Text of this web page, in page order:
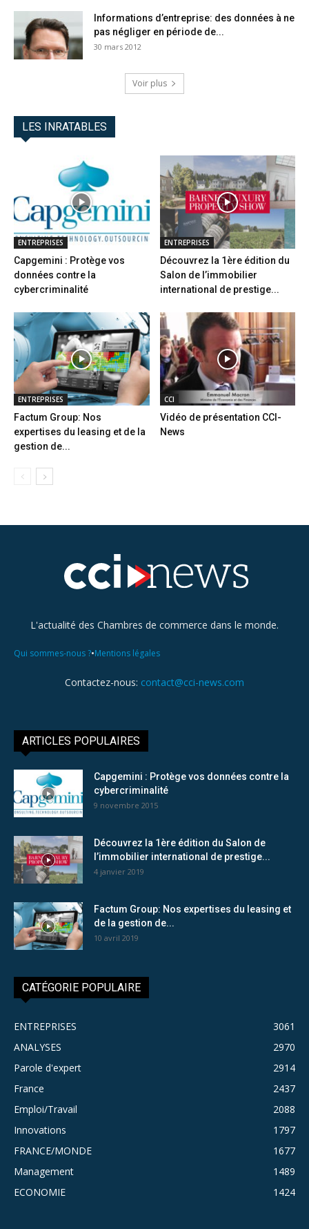
Informations d’entreprise: des données à ne
pas négliger en période de...
30 mars 2012
Voir plus
LES INRATABLES
ENTREPRISES
Capgemini : Protège vos
données contre la
cybercriminalité
ENTREPRISES
Découvrez la 1ère édition du
Salon de l’immobilier
international de prestige...
ENTREPRISES
Factum Group: Nos
expertises du leasing et de la
gestion de...
CCI
Vidéo de présentation CCI-
News
L'actualité des Chambres de commerce dans le monde.
Qui sommes-nous ?•Mentions légales
Contactez-nous: contact@cci-news.com
ARTICLES POPULAIRES
Capgemini : Protège vos données contre la
cybercriminalité
9 novembre 2015
Découvrez la 1ère édition du Salon de
l’immobilier international de prestige...
4 janvier 2019
Factum Group: Nos expertises du leasing et
de la gestion de...
10 avril 2019
CATÉGORIE POPULAIRE
ENTREPRISES
3061
ANALYSES
2970
Parole d'expert
2914
France
2437
Emploi/Travail
2088
Innovations
1797
FRANCE/MONDE
1677
Management
1489
ECONOMIE
1424